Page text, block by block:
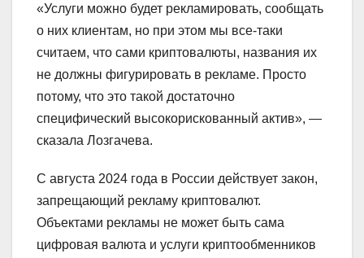
«Услуги можно будет рекламировать, сообщать
о них клиентам, но при этом мы все-таки
считаем, что сами криптовалюты, названия их
не должны фигурировать в рекламе. Просто
потому, что это такой достаточно
специфический высокорискованный актив», —
сказала Лозгачева.
С августа 2024 года в России действует закон,
запрещающий рекламу криптовалют.
Объектами рекламы не может быть сама
цифровая валюта и услуги криптообменников